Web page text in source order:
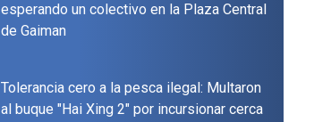
esperando un colectivo en la Plaza Central
de Gaiman
Tolerancia cero a la pesca ilegal: Multaron
al buque "Hai Xing 2" por incursionar cerca